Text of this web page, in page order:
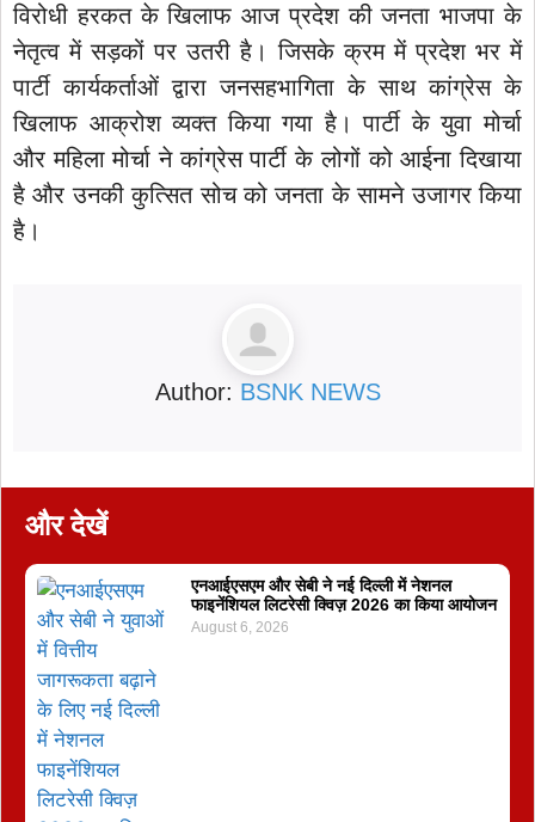
विरोधी हरकत के खिलाफ आज प्रदेश की जनता भाजपा के
नेतृत्व में सड़कों पर उतरी है। जिसके क्रम में प्रदेश भर में
पार्टी कार्यकर्ताओं द्वारा जनसहभागिता के साथ कांग्रेस के
खिलाफ आक्रोश व्यक्त किया गया है। पार्टी के युवा मोर्चा
और महिला मोर्चा ने कांग्रेस पार्टी के लोगों को आईना दिखाया
है और उनकी कुत्सित सोच को जनता के सामने उजागर किया
है।
Author: BSNK NEWS
और देखें
एनआईएसएम और सेबी ने नई दिल्ली में नेशनल
फाइनेंशियल लिटरेसी क्विज़ 2026 का किया आयोजन
August 6, 2026